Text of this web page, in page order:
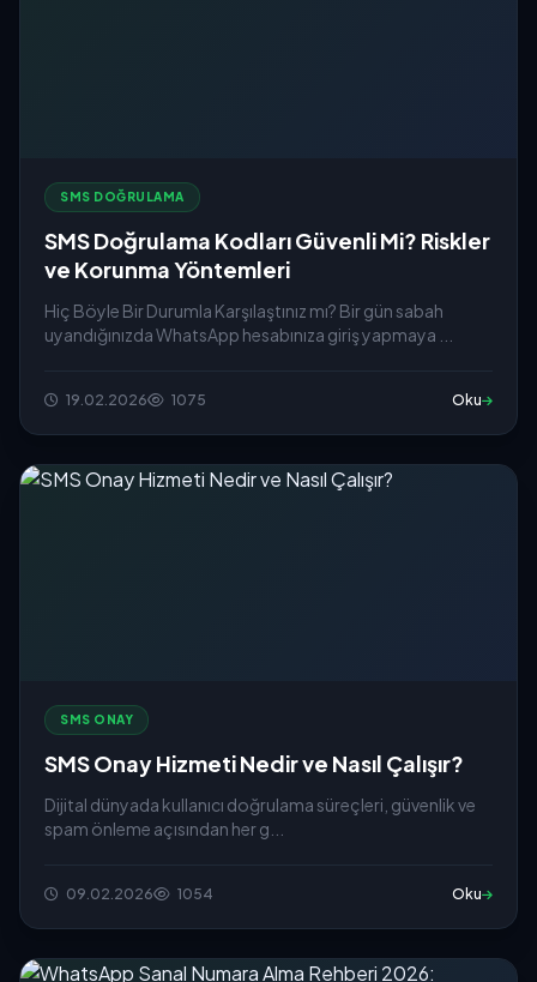
SMS DOĞRULAMA
SMS Doğrulama Kodları Güvenli Mi? Riskler
ve Korunma Yöntemleri
Hiç Böyle Bir Durumla Karşılaştınız mı? Bir gün sabah
uyandığınızda WhatsApp hesabınıza giriş yapmaya ...
19.02.2026 1075 Oku
SMS ONAY
SMS Onay Hizmeti Nedir ve Nasıl Çalışır?
Dijital dünyada kullanıcı doğrulama süreçleri, güvenlik ve
spam önleme açısından her g...
09.02.2026 1054 Oku